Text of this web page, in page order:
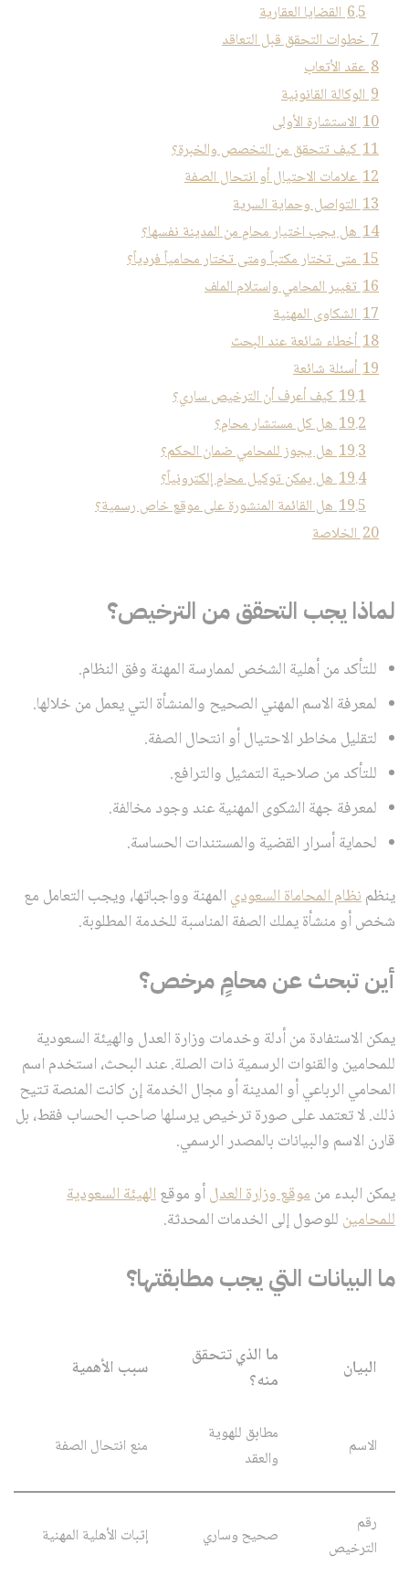
6.5 القضايا العقارية
7 خطوات التحقق قبل التعاقد
8 عقد الأتعاب
9 الوكالة القانونية
10 الاستشارة الأولى
11 كيف تتحقق من التخصص والخبرة؟
12 علامات الاحتيال أو انتحال الصفة
13 التواصل وحماية السرية
14 هل يجب اختيار محامٍ من المدينة نفسها؟
15 متى تختار مكتباً ومتى تختار محامياً فردياً؟
16 تغيير المحامي واستلام الملف
17 الشكاوى المهنية
18 أخطاء شائعة عند البحث
19 أسئلة شائعة
19.1 كيف أعرف أن الترخيص ساري؟
19.2 هل كل مستشار محامٍ؟
19.3 هل يجوز للمحامي ضمان الحكم؟
19.4 هل يمكن توكيل محامٍ إلكترونياً؟
19.5 هل القائمة المنشورة على موقع خاص رسمية؟
20 الخلاصة
لماذا يجب التحقق من الترخيص؟
للتأكد من أهلية الشخص لممارسة المهنة وفق النظام.
لمعرفة الاسم المهني الصحيح والمنشأة التي يعمل من خلالها.
لتقليل مخاطر الاحتيال أو انتحال الصفة.
للتأكد من صلاحية التمثيل والترافع.
لمعرفة جهة الشكوى المهنية عند وجود مخالفة.
لحماية أسرار القضية والمستندات الحساسة.
ينظمنظام المحاماة السعودي المهنة وواجباتها، ويجب التعامل مع
شخص أو منشأة يملك الصفة المناسبة للخدمة المطلوبة.
أين تبحث عن محامٍ مرخص؟
يمكن الاستفادة من أدلة وخدمات وزارة العدل والهيئة السعودية
للمحامين والقنوات الرسمية ذات الصلة. عند البحث، استخدم اسم
المحامي الرباعي أو المدينة أو مجال الخدمة إن كانت المنصة تتيح
ذلك. لا تعتمد على صورة ترخيص يرسلها صاحب الحساب فقط، بل
قارن الاسم والبيانات بالمصدر الرسمي.
يمكن البدء منموقع وزارة العدلأو موقعالهيئة السعودية
للمحامين للوصول إلى الخدمات المحدثة.
ما البيانات التي يجب مطابقتها؟
البيان
ما الذي تتحقق
منه؟
سبب الأهمية
الاسم
مطابق للهوية
والعقد
منع انتحال الصفة
رقم
الترخيص
صحيح وساري إثبات الأهلية المهنية